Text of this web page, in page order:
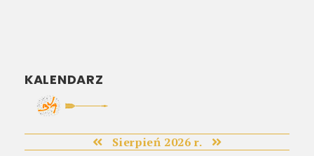
KALENDARZ
Sierpień 2026 r.